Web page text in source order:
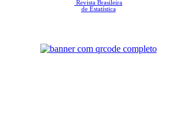
Revista Brasileira
de Estatística